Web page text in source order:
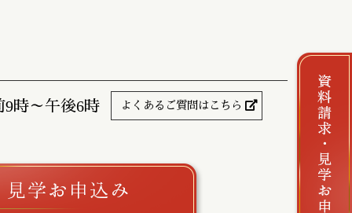
時～午後6時 よくあるご質問はこちら